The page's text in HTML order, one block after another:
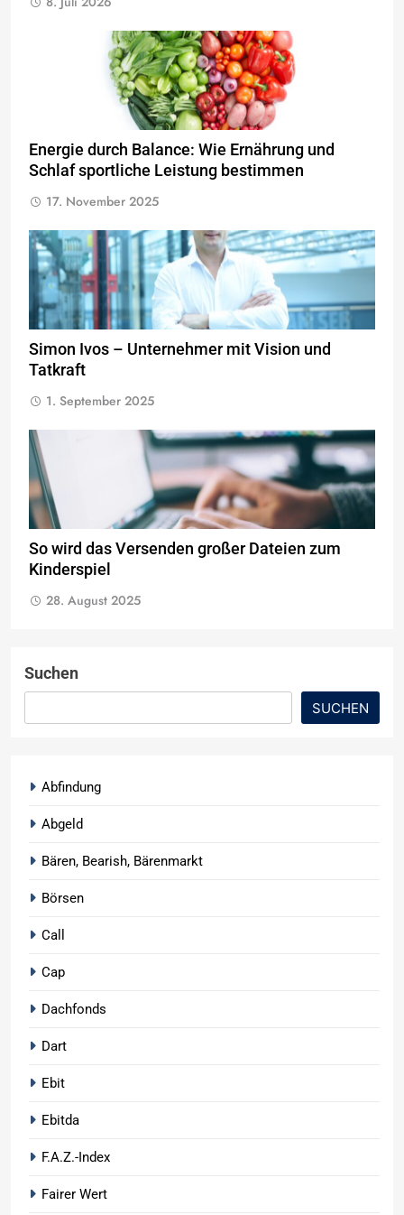
Energie durch Balance: Wie Ernährung und
Schlaf sportliche Leistung bestimmen
17. November 2025
Simon Ivos – Unternehmer mit Vision und
Tatkraft
1. September 2025
So wird das Versenden großer Dateien zum
Kinderspiel
28. August 2025
Suchen
SUCHEN
Abfindung
Abgeld
Bären, Bearish, Bärenmarkt
Börsen
Call
Cap
Dachfonds
Dart
Ebit
Ebitda
F.A.Z.-Index
Fairer Wert